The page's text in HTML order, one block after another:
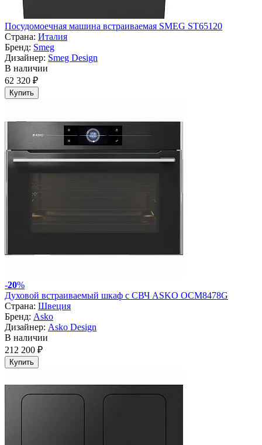
Посудомоечная машина встраиваемая SMEG ST65120
Страна: Италия
Бренд: Smeg
Дизайнер: Smeg Design
В наличии
62 320 ₽
Купить
-20%
Духовой встраиваемый шкаф с СВЧ ASKO OCM8478G
Страна: Швеция
Бренд: Asko
Дизайнер: Asko Design
В наличии
212 200 ₽
Купить